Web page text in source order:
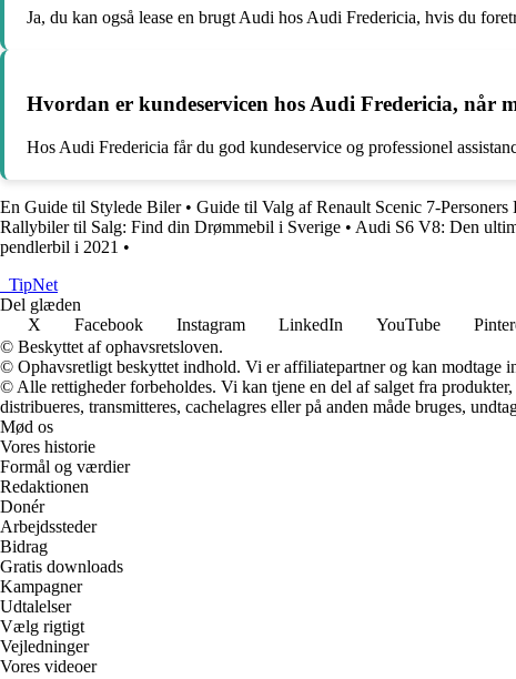
Ja, du kan også lease en brugt Audi hos Audi Fredericia, hvis du
Hvordan er kundeservicen hos Audi Fredericia, når
Hos Audi Fredericia får du god kundeservice og professionel
En Guide til Stylede Biler• Guide til Valg af Renault Scenic 7-Personers
Rallybiler til Salg: Find din Drømmebil i Sverige • Audi S6 V8: Den
pendlerbil i 2021 •
TipNet
Del glæden
X
Facebook Instagram LinkedIn YouTube
© Beskyttet af ophavsretsloven.
© Ophavsretligt beskyttet indhold. Vi er affiliatepartner og kan modtage
© Alle rettigheder forbeholdes. Vi kan tjene en del af salget fra
distribueres, transmitteres, cachelagres eller på anden måde bruges,
Mød os
Vores historie
Formål og værdier
Redaktionen
Donér
Arbejdssteder
Bidrag
Gratis downloads
Kampagner
Udtalelser
Vælg rigtigt
Vejledninger
Vores videoer